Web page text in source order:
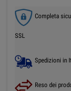
Completa
SSL
Spedizioni in
Reso dei